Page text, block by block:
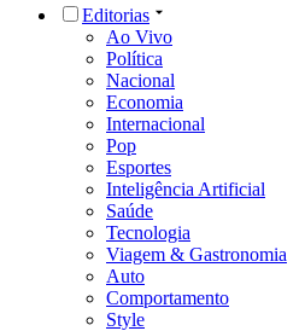
Editorias
Ao Vivo
Política
Nacional
Economia
Internacional
Pop
Esportes
Inteligência Artificial
Saúde
Tecnologia
Viagem & Gastronomia
Auto
Comportamento
Style